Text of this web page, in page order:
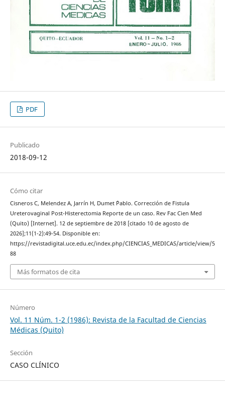
PDF
Publicado
2018-09-12
Cómo citar
Cisneros C, Melendez A, Jarrín H, Dumet ´Pablo. Corrección de Fistula
Ureterovaginal Post-Histerectomia Reporte de un caso. Rev Fac Cien Med
(Quito) [Internet]. 12 de septiembre de 2018 [citado 10 de agosto de
2026];11(1-2):49-54. Disponible en:
https://revistadigital.uce.edu.ec/index.php/CIENCIAS_MEDICAS/article/view/5
88
Más formatos de cita
Número
Vol. 11 Núm. 1-2 (1986): Revista de la Facultad de Ciencias
Médicas (Quito)
Sección
CASO CLÍNICO